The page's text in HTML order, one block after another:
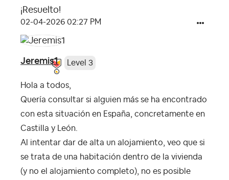
¡Resuelto!
‎02-04-2026 02:27 PM
Jeremis1 Level 3
Hola a todos,
Quería consultar si alguien más se ha encontrado
con esta situación en España, concretamente en
Castilla y León.
Al intentar dar de alta un alojamiento, veo que si
se trata de una habitación dentro de la vivienda
(y no el alojamiento completo), no es posible